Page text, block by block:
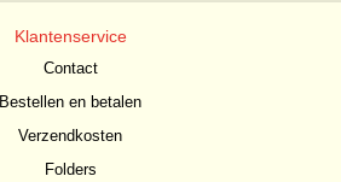
Klantenservice
Contact
Bestellen en betalen
Verzendkosten
Folders